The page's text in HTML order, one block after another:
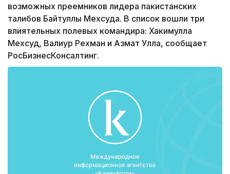
возможных преемников лидера пакистанских
талибов Байтуллы Мехсуда. В список вошли три
влиятельных полевых командира: Хакимулла
Мехсуд, Валиур Рехман и Азмат Улла, сообщает
РосБизнесКонсалтинг.